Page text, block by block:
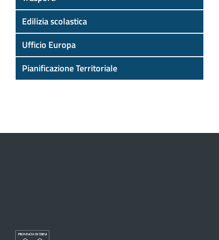
Edilizia scolastica
Ufficio Europa
Pianificazione Territoriale